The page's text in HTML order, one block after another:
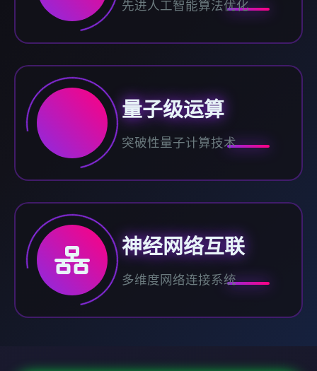
先进人工智能算法优化
量子级运算
突破性量子计算技术
神经网络互联
多维度网络连接系统